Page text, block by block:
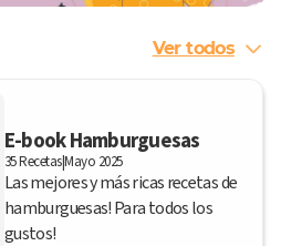
Ver todos
E-book Hamburguesas
35 Recetas|Mayo 2025
Las mejores y más ricas recetas de
hamburguesas! Para todos los
gustos!